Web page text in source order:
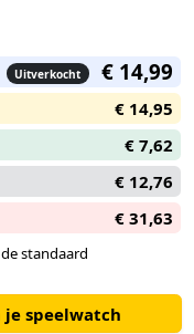
Uitverkocht € 14,99
€ 14,95
€ 7,62
€ 12,76
€ 31,63
de standaard
je speelwatch